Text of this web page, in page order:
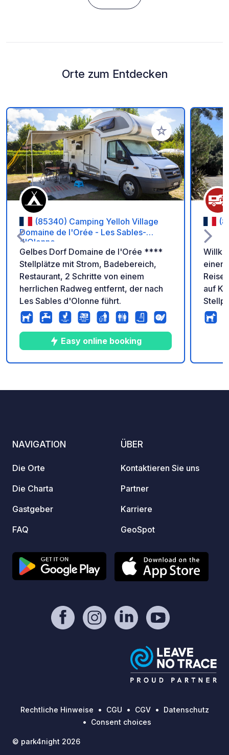
Orte zum Entdecken
Zu Ihren Favoriten
(85340) Camping Yelloh Village
Domaine de l'Orée - Les Sables-
d'Olonne
Gelbes Dorf Domaine de l'Orée ****
Stellplätze mit Strom, Badebereich,
Restaurant, 2 Schritte von einem
herrlichen Radweg entfernt, der nach
Les Sables d'Olonne führt.
Easy online booking
auf
Pins
nach
NAVIGATION
Die Orte
Die Charta
Gastgeber
FAQ
ÜBER
Kontaktieren Sie uns
Partner
Karriere
GeoSpot
Rechtliche Hinweise CGU CGV
Datenschutz
Consent choices
© park4night 2026